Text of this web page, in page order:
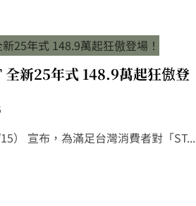
新25年式 148.9萬起狂傲登
） 宣布，為滿足台灣消費者對「ST...